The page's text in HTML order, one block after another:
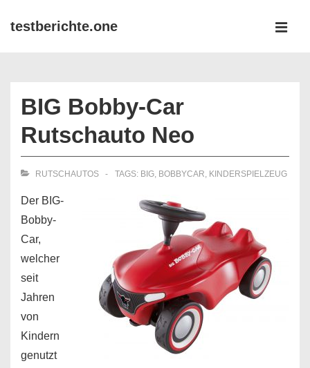
Zumtestberichte.one
BIG Bobby-Car
Rutschauto Neo
RUTSCHAUTOS TAGS: BIG, BOBBYCAR, KINDERSPIELZEUG
Der BIG-
Bobby-
Car,
welcher
seit
Jahren
von
Kindern
genutzt